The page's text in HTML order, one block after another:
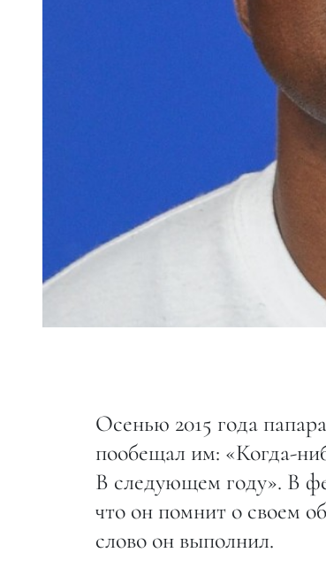
Осенью 2015 года
пообещал им: «Когда-
В следующем году». В
что он помнит о своем
слово он выполнил.